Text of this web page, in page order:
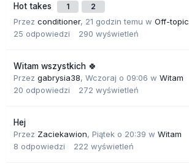
Hot takes 1 2
Przez conditioner, 21 godzin temu w Off-topic
25 odpowiedzi 290 wyświetleń
Witam wszystkich 🍀
Przez gabrysia38, Wczoraj o 09:06 w Witam
20 odpowiedzi 272 wyświetleń
Hej
Przez Zaciekawion, Piątek o 20:39 w Witam
8 odpowiedzi 222 wyświetleń